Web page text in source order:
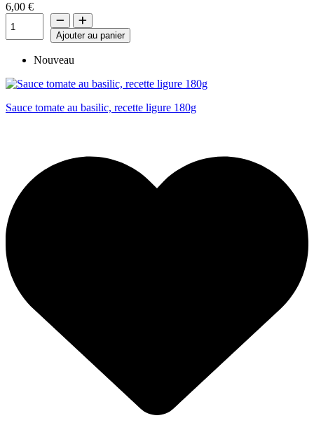
6,00 €
Ajouter au panier
Nouveau
Sauce tomate au basilic, recette ligure 180g